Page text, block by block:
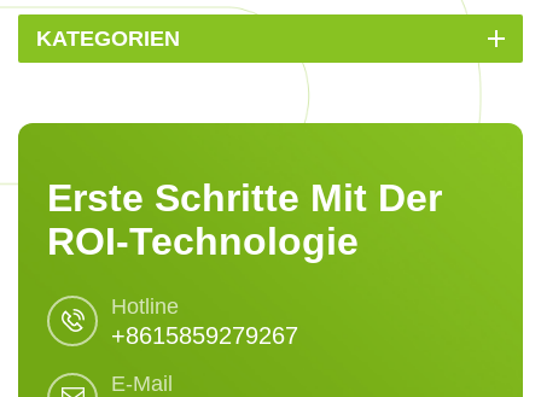
KATEGORIEN
Erste Schritte Mit Der
ROI-Technologie
Hotline
+8615859279267
E-Mail